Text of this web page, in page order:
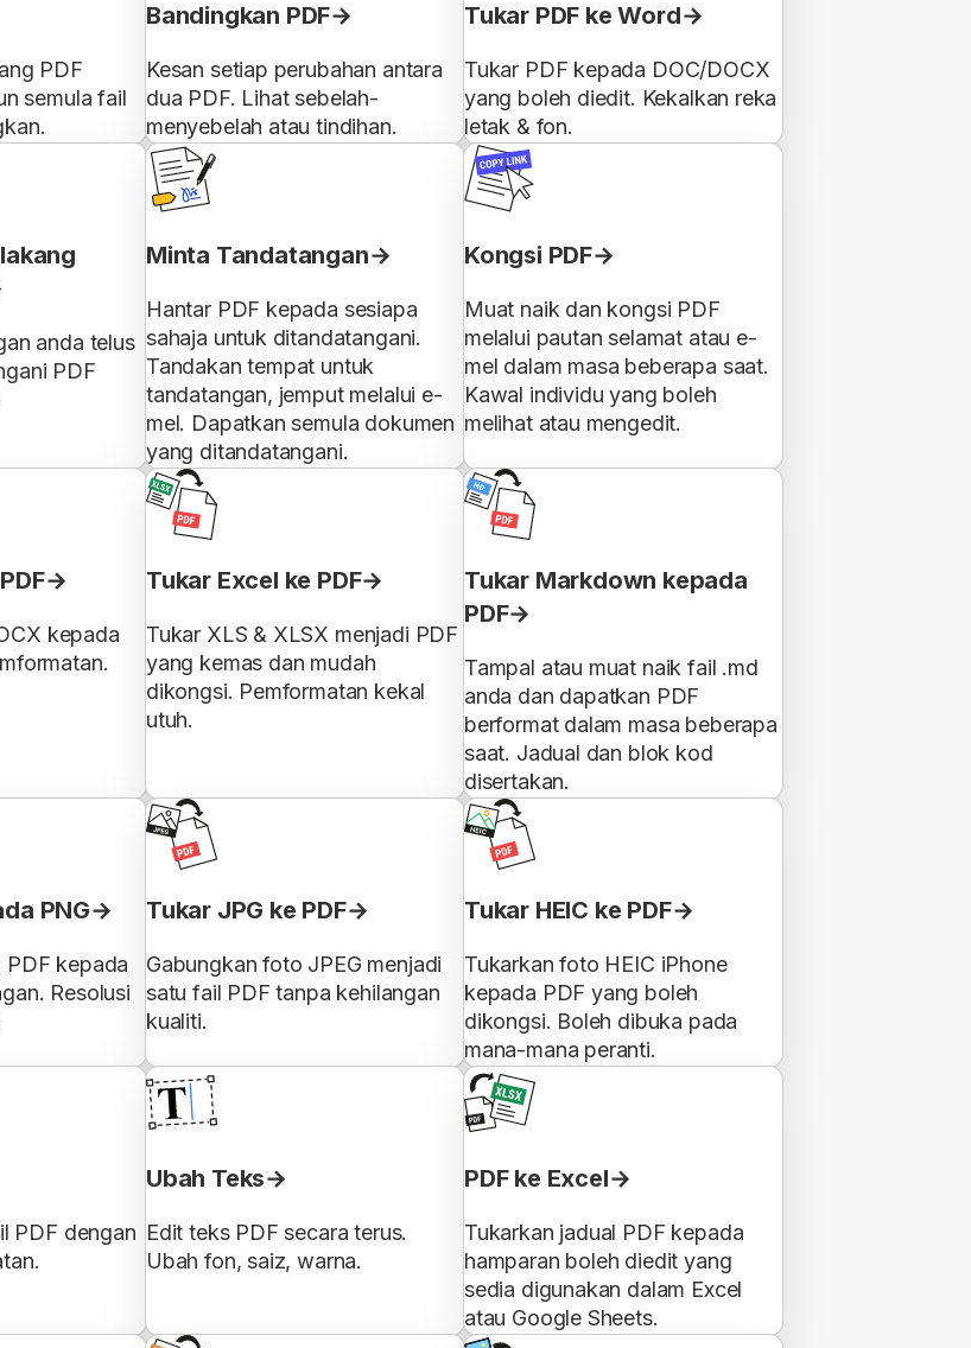
PDF
semula fail
Bandingkan PDF
Kesan setiap perubahan antara
dua PDF. Lihat sebelah-
menyebelah atau tindihan.
Tukar PDF ke Word
Tukar PDF kepada DOC/DOCX
yang boleh diedit. Kekalkan reka
letak & fon.
anda telus
PDF
Minta Tandatangan
Hantar PDF kepada sesiapa
sahaja untuk ditandatangani.
Tandakan tempat untuk
tandatangan, jemput melalui e-
mel. Dapatkan semula dokumen
yang ditandatangani.
Kongsi PDF
Muat naik dan kongsi PDF
melalui pautan selamat atau e-
mel dalam masa beberapa saat.
Kawal individu yang boleh
melihat atau mengedit.
kepada
Tukar Excel ke PDF
Tukar XLS & XLSX menjadi PDF
yang kemas dan mudah
dikongsi. Pemformatan kekal
utuh.
Tukar Markdown kepada
PDF
Tampal atau muat naik fail .md
anda dan dapatkan PDF
berformat dalam masa beberapa
saat. Jadual dan blok kod
disertakan.
PNG
PDF kepada
Resolusi
Tukar JPG ke PDF
Gabungkan foto JPEG menjadi
satu fail PDF tanpa kehilangan
kualiti.
Tukar HEIC ke PDF
Tukarkan foto HEIC iPhone
kepada PDF yang boleh
dikongsi. Boleh dibuka pada
mana-mana peranti.
PDF dengan
Ubah Teks
Edit teks PDF secara terus.
Ubah fon, saiz, warna.
PDF ke Excel
Tukarkan jadual PDF kepada
hamparan boleh diedit yang
sedia digunakan dalam Excel
atau Google Sheets.